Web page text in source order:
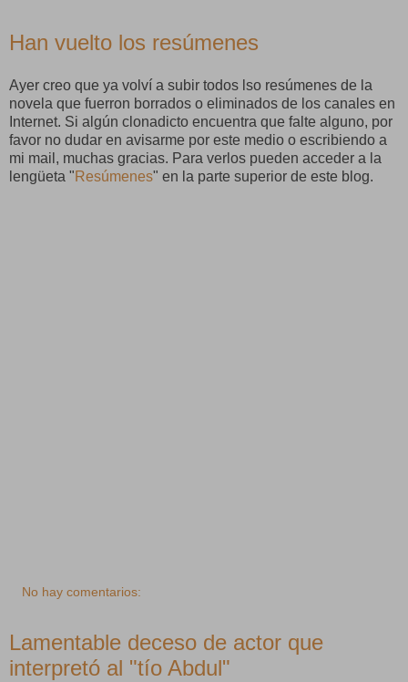
Han vuelto los resúmenes
Ayer creo que ya volví a subir todos lso resúmenes de la
novela que fuerron borrados o eliminados de los canales en
Internet. Si algún clonadicto encuentra que falte alguno, por
favor no dudar en avisarme por este medio o escribiendo a
mi mail, muchas gracias. Para verlos pueden acceder a la
lengüeta " Resúmenes" en la parte superior de este blog.
No hay comentarios:
Lamentable deceso de actor que
interpretó al "tío Abdul"